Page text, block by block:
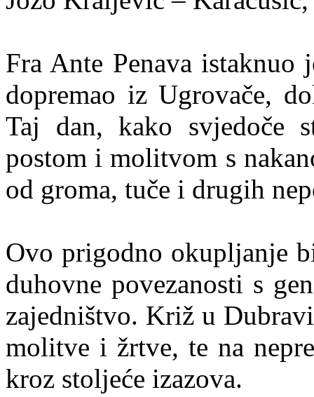
Fra Ante Penava istaknuo
dopremao iz Ugrovače,
Taj dan, kako svjedoče
postom i molitvom s
od groma, tuče i drugih
Ovo prigodno okupljanje
duhovne povezanosti s
zajedništvo. Križ u
molitve i žrtve, te na
kroz stoljeće izazova.